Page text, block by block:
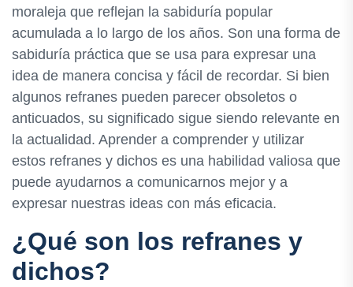
moraleja que reflejan la sabiduría popular
acumulada a lo largo de los años. Son una forma de
sabiduría práctica que se usa para expresar una
idea de manera concisa y fácil de recordar. Si bien
algunos refranes pueden parecer obsoletos o
anticuados, su significado sigue siendo relevante en
la actualidad. Aprender a comprender y utilizar
estos refranes y dichos es una habilidad valiosa que
puede ayudarnos a comunicarnos mejor y a
expresar nuestras ideas con más eficacia.
¿Qué son los refranes y
dichos?